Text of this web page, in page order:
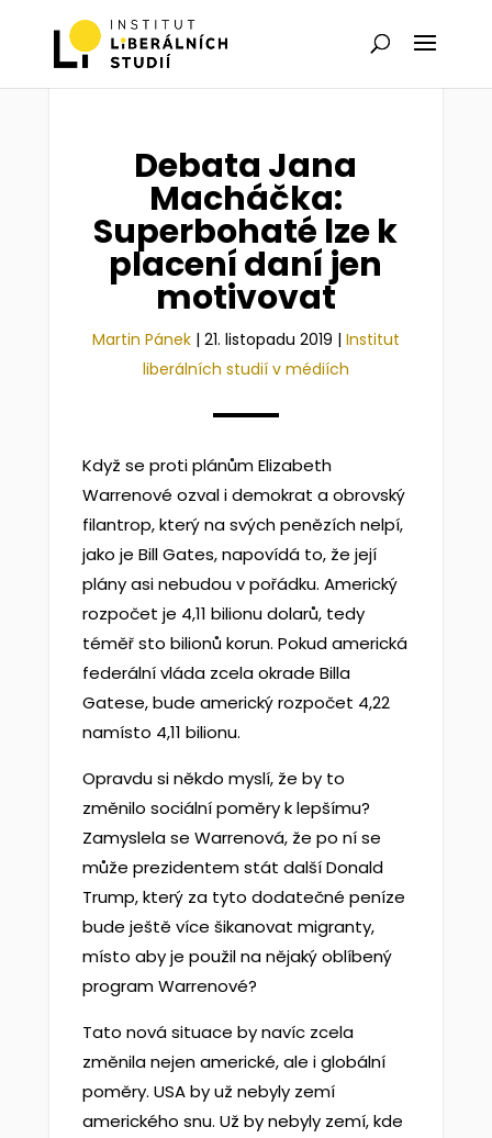
Debata Jana
Macháčka:
Superbohaté lze k
placení daní jen
motivovat
Martin Pánek| 21. listopadu 2019 | Institut
liberálních studií v médiích
Když se proti plánům Elizabeth
Warrenové ozval i demokrat a obrovský
filantrop, který na svých penězích nelpí,
jako je Bill Gates, napovídá to, že její
plány asi nebudou v pořádku. Americký
rozpočet je 4,11 bilionu dolarů, tedy
téměř sto bilionů korun. Pokud americká
federální vláda zcela okrade Billa
Gatese, bude americký rozpočet 4,22
namísto 4,11 bilionu.
Opravdu si někdo myslí, že by to
změnilo sociální poměry k lepšímu?
Zamyslela se Warrenová, že po ní se
může prezidentem stát další Donald
Trump, který za tyto dodatečné peníze
bude ještě více šikanovat migranty,
místo aby je použil na nějaký oblíbený
program Warrenové?
Tato nová situace by navíc zcela
změnila nejen americké, ale i globální
poměry. USA by už nebyly zemí
amerického snu. Už by nebyly zemí, kde